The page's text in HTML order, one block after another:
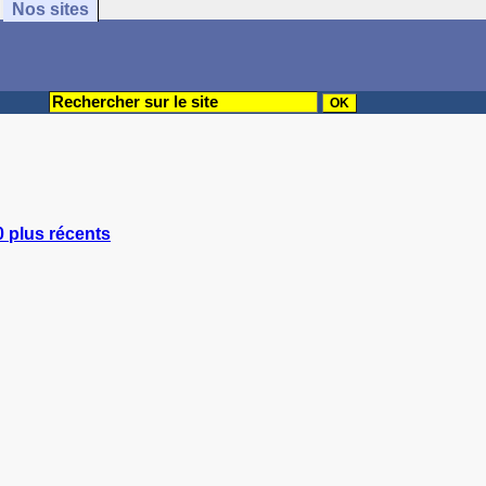
Nos sites
plus récents